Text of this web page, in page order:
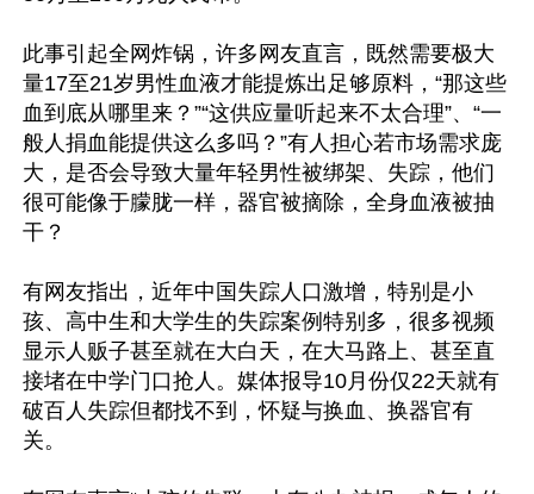
此事引起全网炸锅，许多网友直言，既然需要极大
量17至21岁男性血液才能提炼出足够原料，“那这些
血到底从哪里来？”“这供应量听起来不太合理”、“一
般人捐血能提供这么多吗？”有人担心若市场需求庞
大，是否会导致大量年轻男性被绑架、失踪，他们
很可能像于朦胧一样，器官被摘除，全身血液被抽
干？
有网友指出，近年中国失踪人口激增，特别是小
孩、高中生和大学生的失踪案例特别多，很多视频
显示人贩子甚至就在大白天，在大马路上、甚至直
接堵在中学门口抢人。媒体报导10月份仅22天就有
破百人失踪但都找不到，怀疑与换血、换器官有
关。